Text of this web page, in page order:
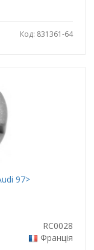
Код: 831361-64
97>
RC0028
Франція